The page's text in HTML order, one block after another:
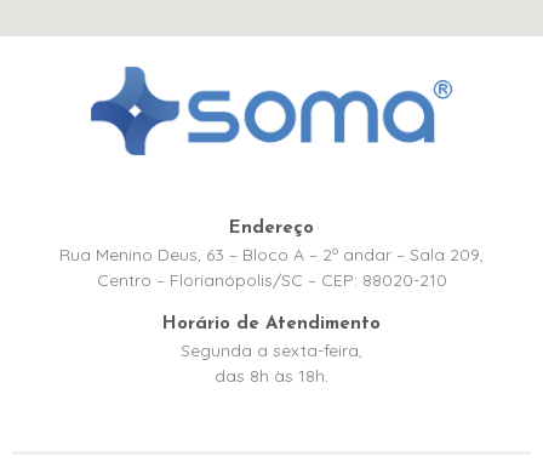
Endereço
Rua Menino Deus, 63 – Bloco A – 2º andar – Sala 209,
Centro – Florianópolis/SC – CEP: 88020-210
Horário de Atendimento
Segunda a sexta-feira,
das 8h às 18h.